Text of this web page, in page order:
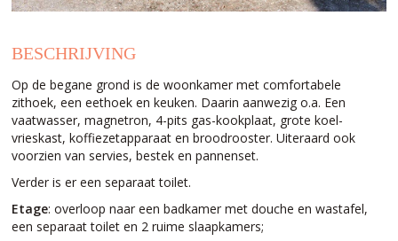
BESCHRIJVING
Op de begane grond is de woonkamer met comfortabele
zithoek, een eethoek en keuken. Daarin aanwezig o.a. Een
vaatwasser, magnetron, 4-pits gas-kookplaat, grote koel-
vrieskast, koffiezetapparaat en broodrooster. Uiteraard ook
voorzien van servies, bestek en pannenset.
Verder is er een separaat toilet.
Etage: overloop naar een badkamer met douche en wastafel,
een separaat toilet en 2 ruime slaapkamers;